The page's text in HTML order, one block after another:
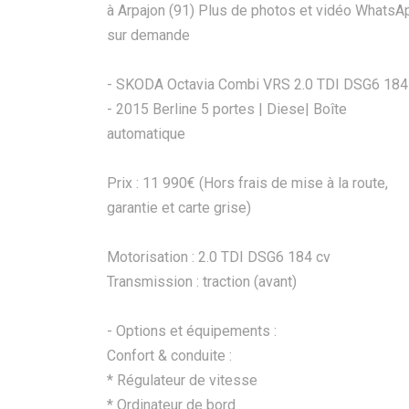
à Arpajon (91) Plus de photos et vidéo
sur demande
- SKODA Octavia Combi VRS 2.0 TDI DSG6
- 2015 Berline 5 portes | Diese| Boîte
automatique
Prix : 11 990€ (Hors frais de mise à la route,
garantie et carte grise)
Motorisation : 2.0 TDI DSG6 184 cv
Transmission : traction (avant)
- Options et équipements :
Confort & conduite :
* Régulateur de vitesse
* Ordinateur de bord